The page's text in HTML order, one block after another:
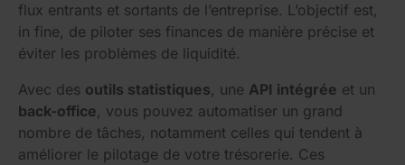
flux entrants et sortants de l’entreprise. L’objectif est,
in fine, de piloter ses finances de manière précise et
éviter les problèmes de liquidité.
Avec des outils statistiques, une API intégrée et un
back-office, vous pouvez automatiser un grand
nombre de tâches, notamment celles qui tendent à
améliorer le pilotage de votre trésorerie. Ces